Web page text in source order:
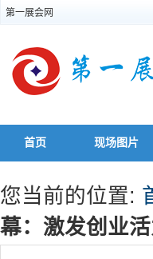
第一展会网
首页 现场图片
您当前的位置:
幕：激发创业